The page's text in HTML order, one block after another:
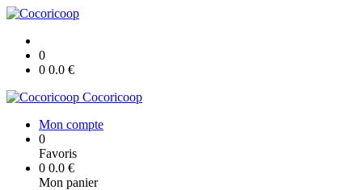
0
0 0.0 €
Cocoricoop
Mon compte
0
Favoris
0 0.0 €
Mon panier